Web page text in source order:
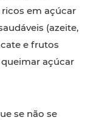
em açúcar
(azeite,
e frutos
açúcar
se não se